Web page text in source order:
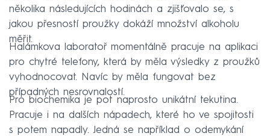
několika následujících hodinách a zjišťovalo se, s
jakou přesností proužky dokáží množství alkoholu
měřit.
Halámkova laboratoř momentálně pracuje na aplikaci
pro chytré telefony, která by měla výsledky z proužků
vyhodnocovat. Navíc by měla fungovat bez
případných nesrovnalostí.
Pro biochemika je pot naprosto unikátní tekutina.
Pracuje i na dalších nápadech, které ho ve spojitosti
s potem napadly. Jedná se například o odemykání